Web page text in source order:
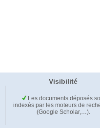
Visibilité
Les documents déposés
indexés par les moteurs de
(Google Scholar,…).